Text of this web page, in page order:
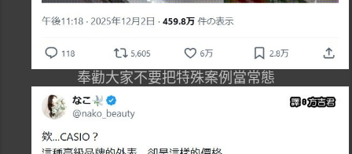
奉勸大家不要把特殊案例當常態